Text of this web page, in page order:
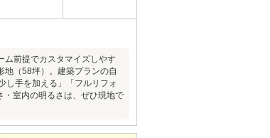
ム前提でカスタマイズしやす
地（58坪）。建築プランの自
し手を加える」「フルリフォ
・室内の明るさは、ぜひ現地で